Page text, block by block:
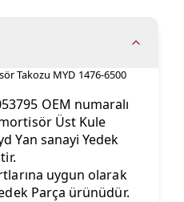
Takozu MYD 1476-6500
OEM numaralı
Üst Kule
Yan sanayi Yedek
uygun olarak
Parça ürünüdür.